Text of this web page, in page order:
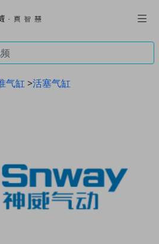
气缸 >活塞气缸